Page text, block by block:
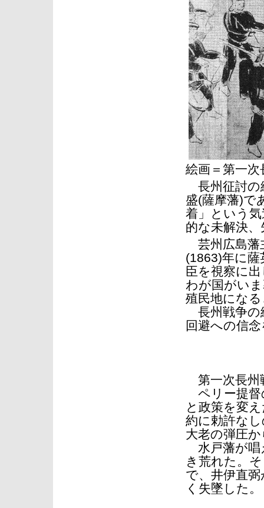
絵画＝第一
長州征討の
盛(薩摩藩)で
着」という
的な未解決
芸州広島藩
(1863)年に
臣を視察に
わが国がい
殖民地にな
長州戦争の
回避への信
第一次長州
ペリー提督
と政策を変
約に勅許な
大老の弾圧
水戸藩が唱
き荒れた。
で、井伊直
く失墜した。